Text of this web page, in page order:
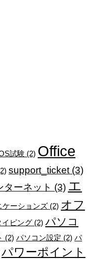
試験 (2) Office
support_ticket (3)
ターネット (3) エ
ケーションズ (2) オフ
イピング (2) パソコ
(2) パソコン設定 (2) パ
パワーポイント